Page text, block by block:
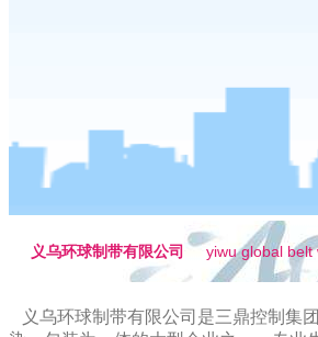
义乌环球制带有限公司 yiwu global belt
义乌环球制带有限公司是三鼎控制集